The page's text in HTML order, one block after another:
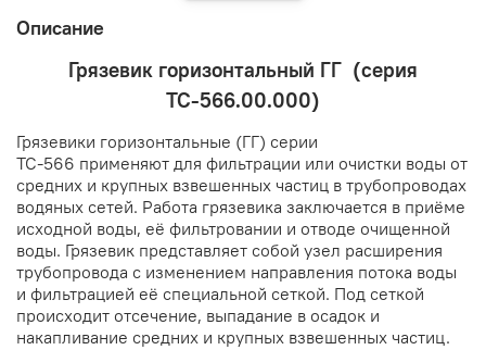
Описание
Грязевик горизонтальный ГГ (серия
ТС-566.00.000)
Грязевики горизонтальные (ГГ) серии
ТС-566 применяют для фильтрации или очистки воды от
средних и крупных взвешенных частиц в трубопроводах
водяных сетей. Работа грязевика заключается в приёме
исходной воды, её фильтровании и отводе очищенной
воды. Грязевик представляет собой узел расширения
трубопровода с изменением направления потока воды
и фильтрацией её специальной сеткой. Под сеткой
происходит отсечение, выпадание в осадок и
накапливание средних и крупных взвешенных частиц.